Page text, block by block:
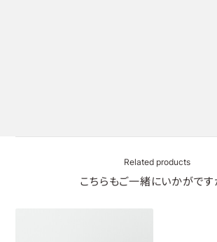
Related products
こちらもご一緒にいかがです